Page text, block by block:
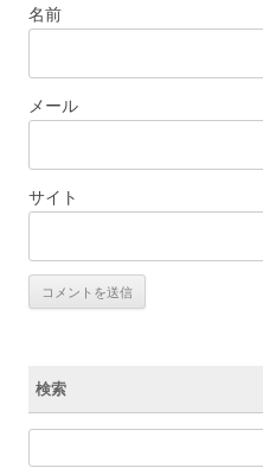
名前
メール
サイト
検索